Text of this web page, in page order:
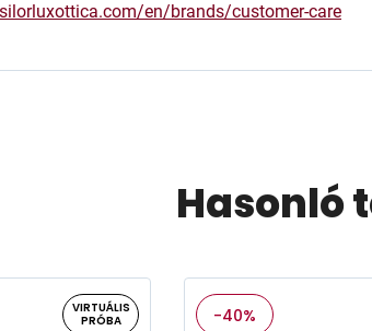
en/brands/customer-care
Hasonló
VIRTUÁLIS
PRÓBA
-40%